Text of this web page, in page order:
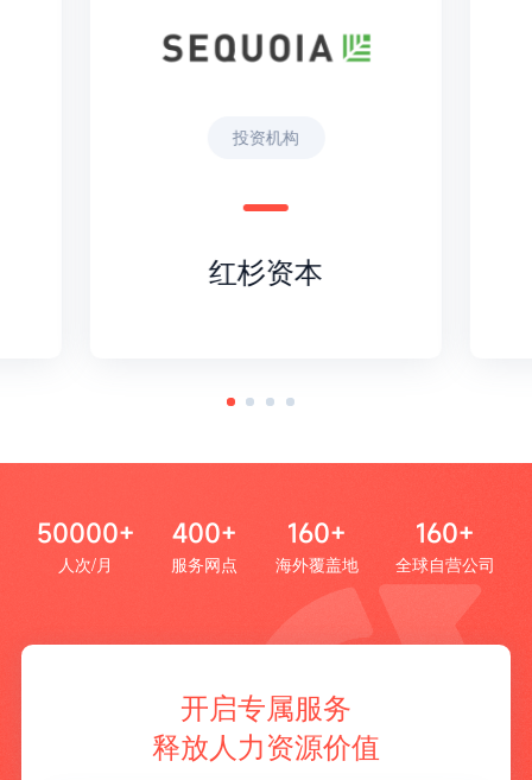
投资机构
红杉资本
50000+
人次/月
400+
服务网点
160+
海外覆盖地
160+
全球自营公司
开启专属服务
释放人力资源价值